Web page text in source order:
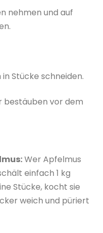
nehmen und auf
Stücke schneiden.
bestäuben vor dem
Wer Apfelmus
einfach 1 kg
Stücke, kocht sie
weich und püriert